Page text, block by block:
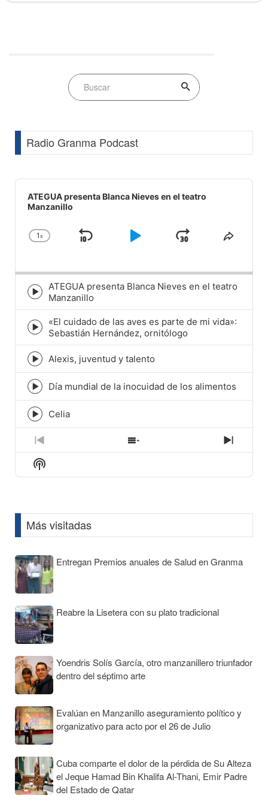
Radio Granma Podcast
Audio
Player
ATEGUA presenta Blanca Nieves en el teatro
Manzanillo
Change
1x
Skip
Play
JumpShare
Episode
play
icon
ATEGUA presenta Blanca Nieves en el teatro
Manzanillo
Episode
play
icon
«El cuidado de las aves es parte de mi vida»:
Sebastián Hernández, ornitólogo
Episode
play
icon
Alexis, juventud y talento
Episode
play
icon
Día mundial de la inocuidad de los alimentos
Episode
play
icon
Celia
Previous
Episode
Show
Episodes
Next
Show
Podcast
Más visitadas
Entregan Premios anuales de Salud en Granma
Reabre la Lisetera con su plato tradicional
Yoendris Solís García, otro manzanillero triunfador
dentro del séptimo arte
Evalúan en Manzanillo aseguramiento político y
organizativo para acto por el 26 de Julio
Cuba comparte el dolor de la pérdida de Su Alteza
el Jeque Hamad Bin Khalifa Al-Thani, Emir Padre
del Estado de Qatar